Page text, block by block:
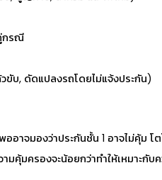
กรณี
บ, ดัดแปลงรถโดยไม่แจ้งประกัน)
จมองว่าประกันชั้น 1 อาจไม่คุ้ม
คุ้มครองจะน้อยกว่าทำให้เหมาะกับ